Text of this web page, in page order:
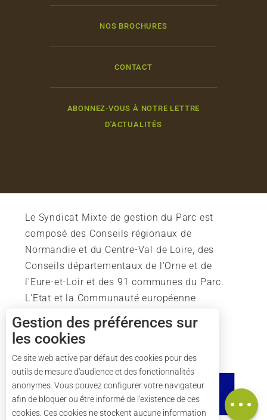
Horaires
Carte
NOS BROCHURES
CONTACT
ABONNEZ-VOUS À NOTRE LETTRE
D'ACTUALITÉS
Le Syndicat Mixte de gestion du Parc est
composé des Conseils régionaux de
Normandie et du Centre-Val de Loire, des
Conseils départementaux de l'Orne et de
l'Eure-et-Loir et des 91 communes du Parc.
L'Etat et la Communauté européenne
soutiennent également l'action du Parc.
Gestion des préférences sur
les cookies
Ce site web active par défaut des cookies pour des
outils de mesure d'audience et des fonctionnalités
anonymes. Vous pouvez configurer votre navigateur
afin de bloquer ou être informé de l'existence de ces
cookies. Ces cookies ne stockent aucune information